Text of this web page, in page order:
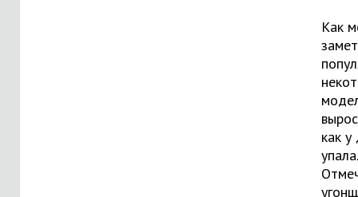
Как
как у
упала.